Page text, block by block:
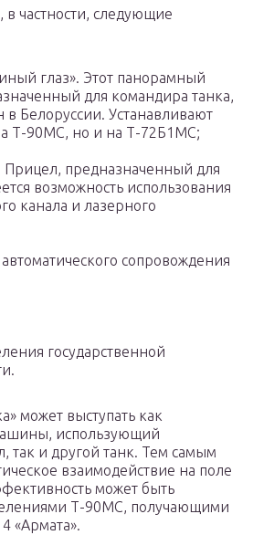
в частности, следующие
глаз». Этот панорамный
для командира танка,
в Белоруссии. Устанавливают
Т-90МС, но и на Т-72Б1МС;
предназначенный для
возможность использования
канала и лазерного
сопровождения
государственной
может выступать как
использующий
так и другой танк. Тем самым
взаимодействие на поле
может быть
Т-90МС, получающими
«Армата».